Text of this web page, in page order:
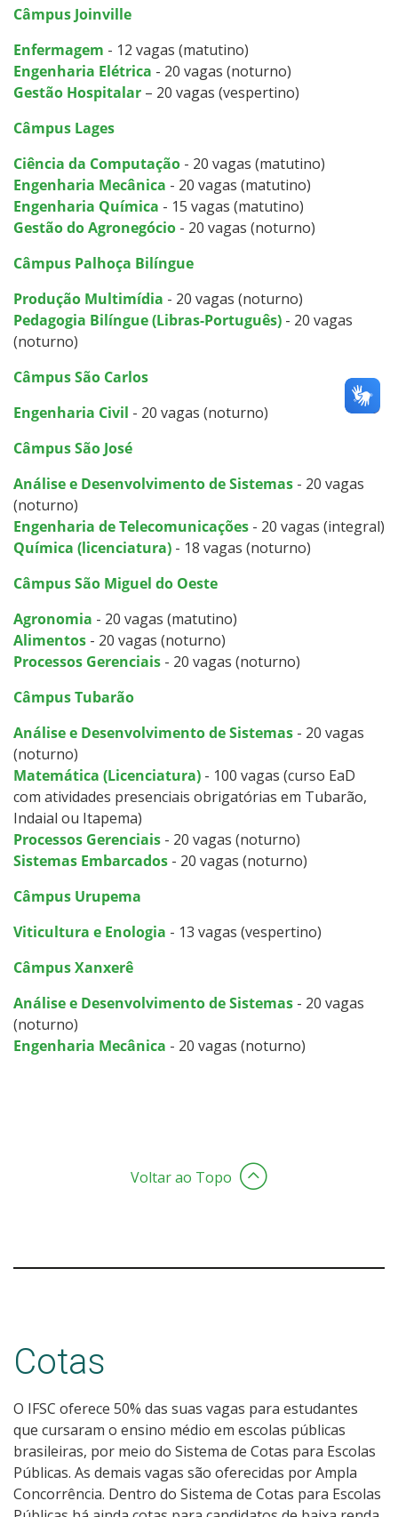
Câmpus Joinville
Enfermagem - 12 vagas (matutino)
Engenharia Elétrica - 20 vagas (noturno)
Gestão Hospitalar – 20 vagas (vespertino)
Câmpus Lages
Ciência da Computação - 20 vagas (matutino)
Engenharia Mecânica - 20 vagas (matutino)
Engenharia Química - 15 vagas (matutino)
Gestão do Agronegócio - 20 vagas (noturno)
Câmpus Palhoça Bilíngue
Produção Multimídia - 20 vagas (noturno)
Pedagogia Bilíngue (Libras-Português) - 20 vagas
(noturno)
Câmpus São Carlos
Engenharia Civil - 20 vagas (noturno)
Câmpus São José
Análise e Desenvolvimento de Sistemas - 20 vagas
(noturno)
Engenharia de Telecomunicações - 20 vagas (integral)
Química (licenciatura) - 18 vagas (noturno)
Câmpus São Miguel do Oeste
Agronomia - 20 vagas (matutino)
Alimentos - 20 vagas (noturno)
Processos Gerenciais - 20 vagas (noturno)
Câmpus Tubarão
Análise e Desenvolvimento de Sistemas - 20 vagas
(noturno)
Matemática (Licenciatura) - 100 vagas (curso EaD
com atividades presenciais obrigatórias em Tubarão,
Indaial ou Itapema)
Processos Gerenciais - 20 vagas (noturno)
Sistemas Embarcados - 20 vagas (noturno)
Câmpus Urupema
Viticultura e Enologia - 13 vagas (vespertino)
Câmpus Xanxerê
Análise e Desenvolvimento de Sistemas - 20 vagas
(noturno)
Engenharia Mecânica - 20 vagas (noturno)
Voltar ao Topo
Cotas
O IFSC oferece 50% das suas vagas para estudantes
que cursaram o ensino médio em escolas públicas
brasileiras, por meio do Sistema de Cotas para Escolas
Públicas. As demais vagas são oferecidas por Ampla
Concorrência. Dentro do Sistema de Cotas para Escolas